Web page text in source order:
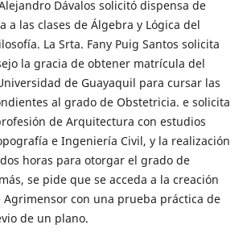
Dávalos solicitó dispensa de
a las clases de Álgebra y Lógica del
La Srta. Fany Puig Santos solicita
la gracia de obtener matrícula del
de Guayaquil para cursar las
al grado de Obstetricia. e solicita
de Arquitectura con estudios
e Ingeniería Civil, y la realización
horas para otorgar el grado de
se pide que se acceda a la creación
con una prueba práctica de
de un plano.